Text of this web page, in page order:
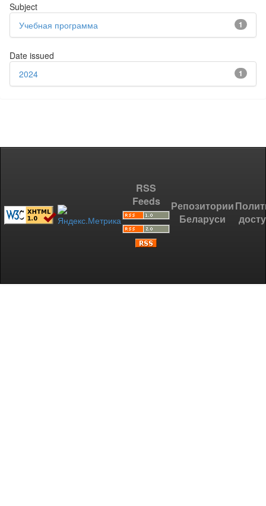
Subject
1
Учебная программа
Date issued
1
2024
RSS
Feeds
Репозитории
Беларуси